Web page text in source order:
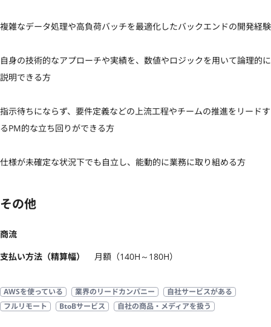
複雑なデータ処理や高負荷バッチを最適化したバックエンドの開発経験
自身の技術的なアプローチや実績を、数値やロジックを用いて論理的に
説明できる方
指示待ちにならず、要件定義などの上流工程やチームの推進をリードす
るPM的な立ち回りができる方
仕様が未確定な状況下でも自立し、能動的に業務に取り組める方
その他
商流
支払い方法（精算幅）
月額（140H～180H）
AWSを使っている 業界のリードカンパニー
自社サービスがある
フルリモート
BtoBサービス 自社の商品・メディアを扱う